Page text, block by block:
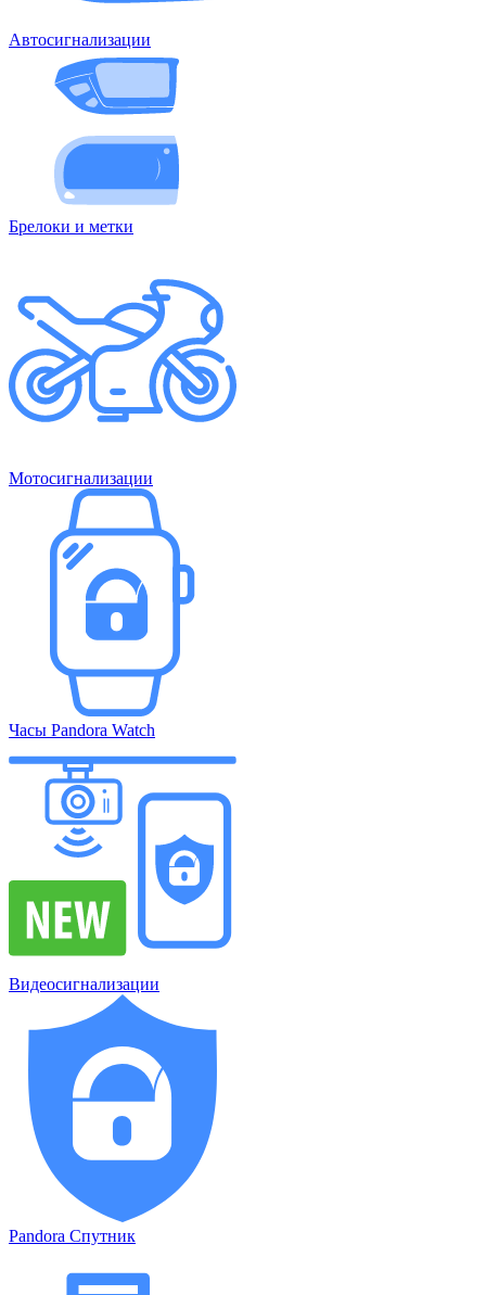
Автосигнализации
Брелоки и метки
Мотосигнализации
Часы Pandora Watch
Видеосигнализации
Pandora Спутник